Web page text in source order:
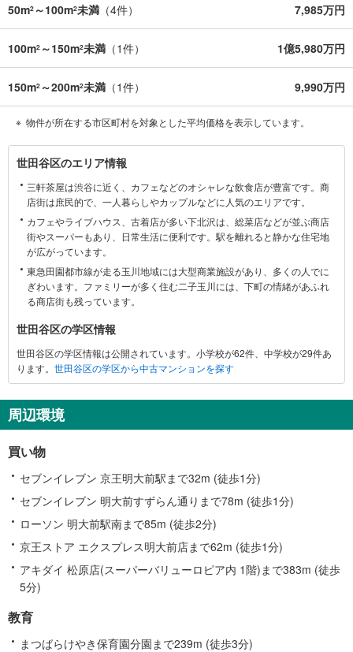
50m2 ～100m2未満 （4件） 7,985万円
100m2 ～150m2未満 （1件） 1億5,980万円
150m2 ～200m2未満 （1件） 9,990万円
物件が所在する市区町村を対象とした平均価格を表示しています。
世
田
谷
区
に
関
す
る
世田谷区のエリア情報
三軒茶屋は渋谷に近く、カフェなどのオシャレな飲食店が豊富です。商
店街は庶民的で、一人暮らしやカップルなどに人気のエリアです。
カフェやライブハウス、古着店が多い下北沢は、総菜店などが並ぶ商店
街やスーパーもあり、日常生活に便利です。駅を離れると静かな住宅地
が広がっています。
東急田園都市線が走る玉川地域には大型商業施設があり、多くの人でに
ぎわいます。ファミリーが多く住む二子玉川には、下町の情緒があふれ
る商店街も残っています。
世田谷区の学区情報
世田谷区の学区情報は公開されています。小学校が62件、中学校が29件あ
ります。 世田谷区の学区から中古マンションを探す
周辺環境
買い物
セブンイレブン 京王明大前駅まで32m (徒歩1分)
セブンイレブン 明大前すずらん通りまで78m (徒歩1分)
ローソン 明大前駅南まで85m (徒歩2分)
京王ストア エクスプレス明大前店まで62m (徒歩1分)
アキダイ 松原店(スーパーバリューロピア内 1階)まで383m (徒歩
5分)
教育
まつばらけやき保育園分園まで239m (徒歩3分)